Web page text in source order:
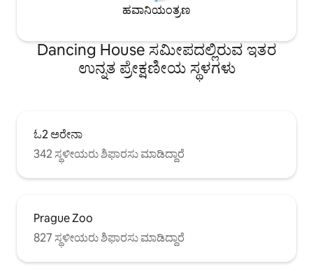
ಹವಾನಿಯಂತ್ರಣ
Dancing House ಸಮೀಪದಲ್ಲಿರುವ ಇತರ
ಉನ್ನತ ಪ್ರೇಕ್ಷಣೀಯ ಸ್ಥಳಗಳು
ಓ2 ಅರೇನಾ
342 ಸ್ಥಳೀಯರು ಶಿಫಾರಸು ಮಾಡಿದ್ದಾರೆ
Prague Zoo
827 ಸ್ಥಳೀಯರು ಶಿಫಾರಸು ಮಾಡಿದ್ದಾರೆ